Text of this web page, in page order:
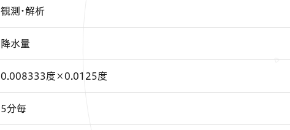
観測・解析
降水量
0.008333度×0.0125度
5分毎